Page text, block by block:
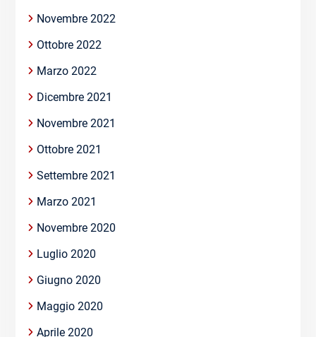
Novembre 2022
Ottobre 2022
Marzo 2022
Dicembre 2021
Novembre 2021
Ottobre 2021
Settembre 2021
Marzo 2021
Novembre 2020
Luglio 2020
Giugno 2020
Maggio 2020
Aprile 2020